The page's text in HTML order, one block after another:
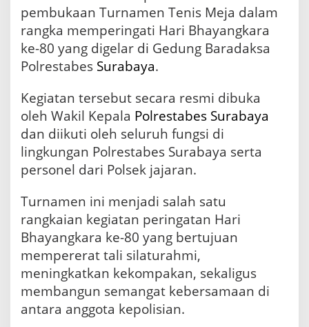
P
l
r
e
s
a
b
s
S
u
b
a
a
M
e
i
a
pembukaan Turnamen Tenis Meja dalam
rangka memperingati Hari Bhayangkara
ke-80 yang digelar di Gedung Baradaksa
Polrestabes Surabaya.
Kegiatan tersebut secara resmi dibuka
oleh Wakil Kepala Polrestabes Surabaya
dan diikuti oleh seluruh fungsi di
lingkungan Polrestabes Surabaya serta
personel dari Polsek jajaran.
Turnamen ini menjadi salah satu
rangkaian kegiatan peringatan Hari
Bhayangkara ke-80 yang bertujuan
mempererat tali silaturahmi,
meningkatkan kekompakan, sekaligus
membangun semangat kebersamaan di
antara anggota kepolisian.